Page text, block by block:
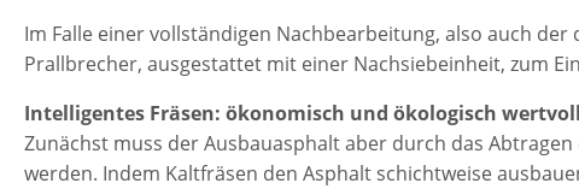
Im Falle einer vollständigen Nachbearbeitung, also auch
Prallbrecher, ausgestattet mit einer Nachsiebeinheit, zum
Intelligentes Fräsen: ökonomisch und ökologisch wertvoll
Zunächst muss der Ausbauasphalt aber durch das
werden. Indem Kaltfräsen den Asphalt schichtweise